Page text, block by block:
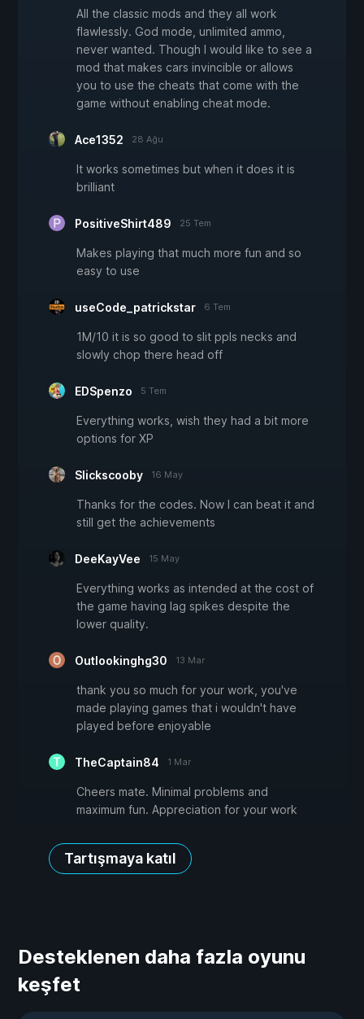
All the classic mods and they all work
flawlessly. God mode, unlimited ammo,
never wanted. Though I would like to see a
mod that makes cars invincible or allows
you to use the cheats that come with the
game without enabling cheat mode.
Ace1352 28 Ağu
It works sometimes but when it does it is
brilliant
PositiveShirt489 25 Tem
Makes playing that much more fun and so
easy to use
useCode_patrickstar 6 Tem
1M/10 it is so good to slit ppls necks and
slowly chop there head off
EDSpenzo 5 Tem
Everything works, wish they had a bit more
options for XP
Slickscooby 16 May
Thanks for the codes. Now I can beat it and
still get the achievements
DeeKayVee 15 May
Everything works as intended at the cost of
the game having lag spikes despite the
lower quality.
Outlookinghg30 13 Mar
thank you so much for your work, you've
made playing games that i wouldn't have
played before enjoyable
TheCaptain84 1 Mar
Cheers mate. Minimal problems and
maximum fun. Appreciation for your work
Tartışmaya katıl
Desteklenen daha fazla oyunu
keşfet